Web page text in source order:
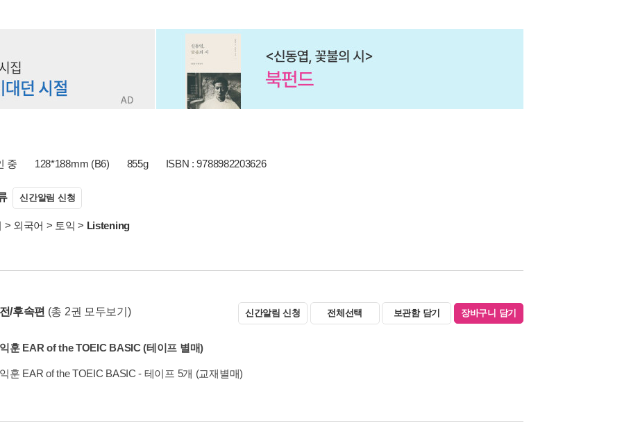
중 128*188mm (B6) 855g ISBN : 9788982203626
신간알림 신청
> 외국어 > 토익 > Listening
/후속편 (총 2권 모두보기) 신간알림 신청 전체선택 보관함 담기 장바구니 담기
훈 EAR of the TOEIC BASIC (테이프 별매)
훈 EAR of the TOEIC BASIC - 테이프 5개 (교재별매)